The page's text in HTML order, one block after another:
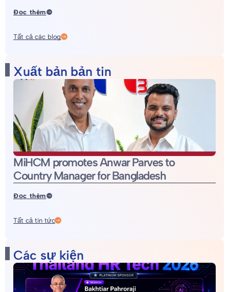
Đọc thêm
Tất cả các blog
Xuất bản bản tin
MiHCM promotes Anwar Parves to
Country Manager for Bangladesh
Đọc thêm
Tất cả tin tức
Các sự kiện